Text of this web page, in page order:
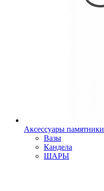
Аксессуары памятники
Вазы
Кандела
ШАРЫ